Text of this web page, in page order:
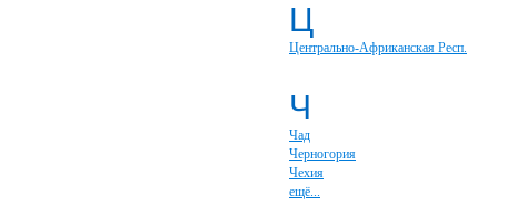
Ц
Центрально-Африканская Респ.
Ч
Чад
Черногория
Чехия
ещё...